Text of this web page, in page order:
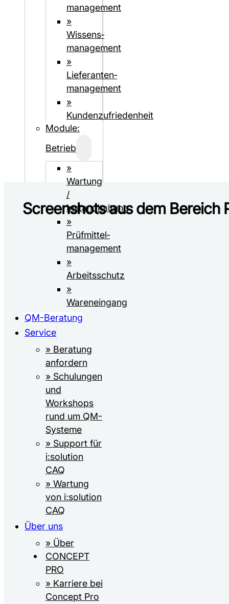
management
»
Wissens­
management
»
Lieferanten­­­
management
»
Kundenzufriedenheit
Module:
Betrieb
»
Wartung
/
Instandhaltung
»
Prüfmittel­­
management
»
Arbeitsschutz
»
Wareneingang
QM-Beratung
Service
» Beratung
anfordern
» Schulungen
und
Workshops
rund um QM-
Systeme
» Support für
i:solution
CAQ
» Wartung
von i:solution
CAQ
Über uns
» Über
CONCEPT
PRO
» Karriere bei
Concept Pro
Screenshots aus dem Bereich